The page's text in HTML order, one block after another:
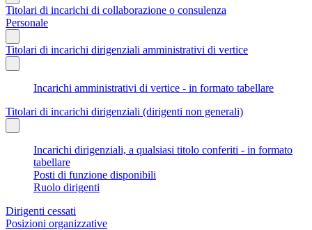
Titolari di incarichi di collaborazione o consulenza
Personale
Titolari di incarichi dirigenziali amministrativi di vertice
Incarichi amministrativi di vertice - in formato tabellare
Titolari di incarichi dirigenziali (dirigenti non generali)
Incarichi dirigenziali, a qualsiasi titolo conferiti - in formato
tabellare
Posti di funzione disponibili
Ruolo dirigenti
Dirigenti cessati
Posizioni organizzative